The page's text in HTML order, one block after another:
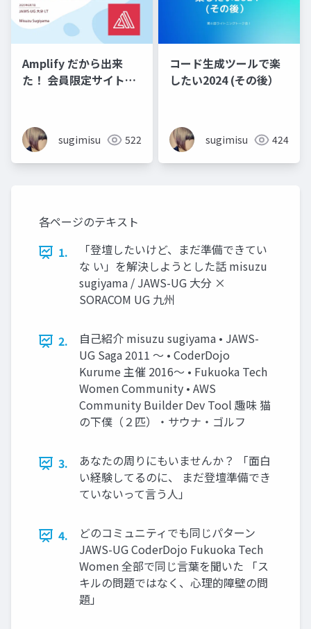
Amplify だから出来
た！ 会員限定サイトを
sugimisu 522
コード生成ツールで楽
したい2024 (その後）
sugimisu 424
各ページのテキスト
1.
「登壇したいけど、まだ準備できてい
な い」を解決しようとした話 misuzu
sugiyama / JAWS-UG 大分 ×
SORACOM UG 九州
2.
自己紹介 misuzu sugiyama • JAWS-
UG Saga 2011 〜 • CoderDojo
Kurume 主催 2016〜 • Fukuoka Tech
Women Community • AWS
Community Builder Dev Tool 趣味 猫
の下僕（２匹）・サウナ・ゴルフ
3.
あなたの周りにもいませんか？ 「面白
い経験してるのに、 まだ登壇準備でき
ていないって言う人」
4.
どのコミュニティでも同じパターン
JAWS-UG CoderDojo Fukuoka Tech
Women 全部で同じ言葉を聞いた 「ス
キルの問題ではなく、心理的障壁の問
題」